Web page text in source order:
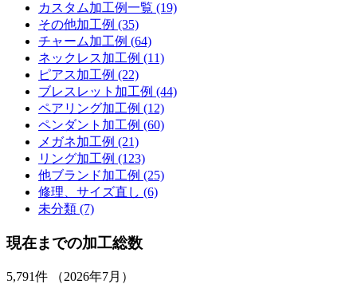
カスタム加工例一覧 (19)
その他加工例 (35)
チャーム加工例 (64)
ネックレス加工例 (11)
ピアス加工例 (22)
ブレスレット加工例 (44)
ペアリング加工例 (12)
ペンダント加工例 (60)
メガネ加工例 (21)
リング加工例 (123)
他ブランド加工例 (25)
修理、サイズ直し (6)
未分類 (7)
現在までの加工総数
5,791件 （2026年7月）